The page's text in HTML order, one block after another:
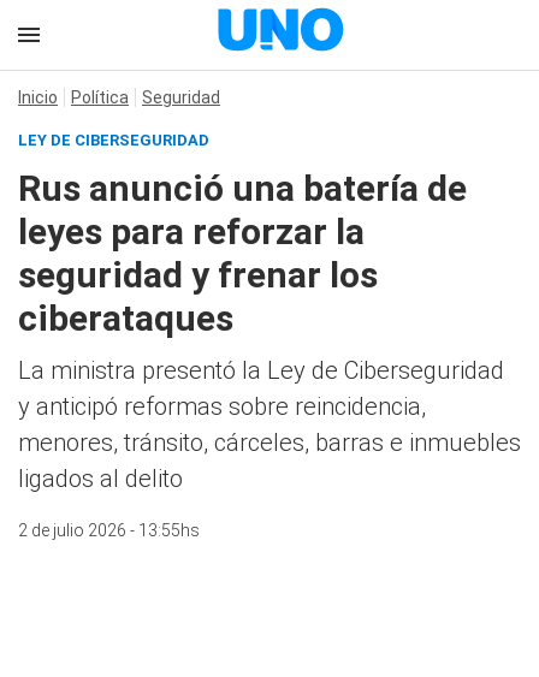
Inicio Política Seguridad
LEY DE CIBERSEGURIDAD
Rus anunció una batería de
leyes para reforzar la
seguridad y frenar los
ciberataques
La ministra presentó la Ley de Ciberseguridad
y anticipó reformas sobre reincidencia,
menores, tránsito, cárceles, barras e inmuebles
ligados al delito
2 de julio 2026 - 13:55hs